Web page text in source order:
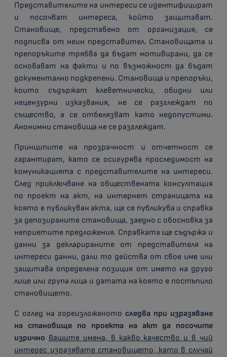
Представителите на интереси се идентифицират
и посочват интереса, който защитават.
Становище, представено от организация, се
подписва от неин представител. Становищата и
препоръките трябва да бъдат мотивирани, да се
основават на факти и по възможност да бъдат
документално подкрепени. Становища и препоръки,
които съдържат клеветнически, обидни или
нецензурни изказвания, не се разглеждат по
същество, а се отбелязват като недопустими.
Анонимни становища не се разглеждат.
Принципите на прозрачност и отчетност се
гарантират, като се осигурява проследимост на
комуникацията с представителите на интереси.
След приключване на обществената консултация
по проект на акт, на интернет страницата на
която е публикуван акта, ще се публикува и справка
за депозираните становища, заедно с обосновка за
неприетите предложения. Справката ще съдържа и
данни за декларираните от представителя на
интереси данни, дали то действа от свое име или
защитава определена позиция от името на друго
лице или група лица и датата на която е постъпило
становището.
С оглед на гореизложеното следва при изразяване
на становище по проекта на акт да посочите
изрично Вашите имена, в какво качество и в чий
интерес изразявате становището, като в случай